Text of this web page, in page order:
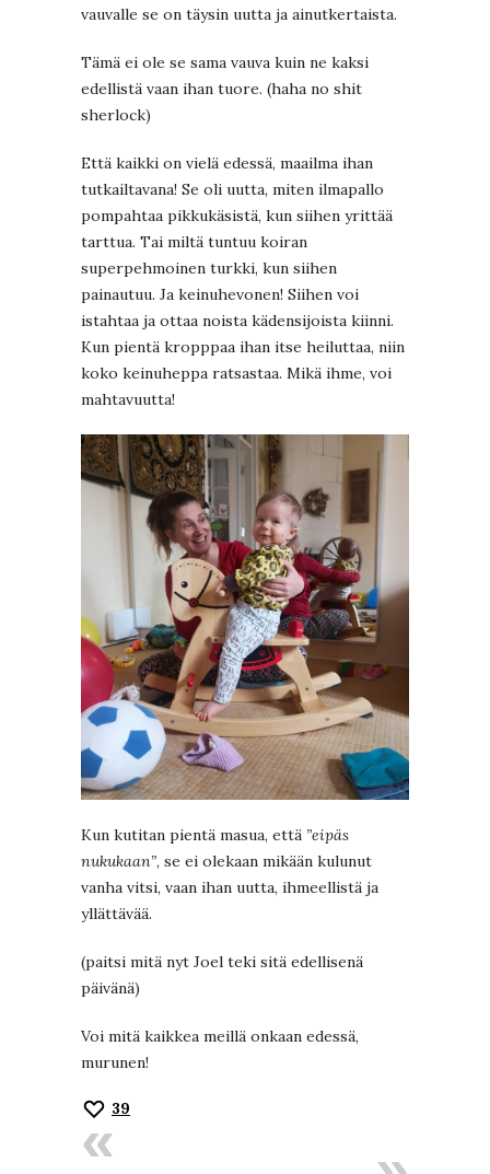
vauvalle se on täysin uutta ja ainutkertaista.
Tämä ei ole se sama vauva kuin ne kaksi
edellistä vaan ihan tuore. (haha no shit
sherlock)
Että kaikki on vielä edessä, maailma ihan
tutkailtavana! Se oli uutta, miten ilmapallo
pompahtaa pikkukäsistä, kun siihen yrittää
tarttua. Tai miltä tuntuu koiran
superpehmoinen turkki, kun siihen
painautuu. Ja keinuhevonen! Siihen voi
istahtaa ja ottaa noista kädensijoista kiinni.
Kun pientä kropppaa ihan itse heiluttaa, niin
koko keinuheppa ratsastaa. Mikä ihme, voi
mahtavuutta!
Kun kutitan pientä masua, että ”eipäs
nukukaan”, se ei olekaan mikään kulunut
vanha vitsi, vaan ihan uutta, ihmeellistä ja
yllättävää.
(paitsi mitä nyt Joel teki sitä edellisenä
päivänä)
Voi mitä kaikkea meillä onkaan edessä,
murunen!
39